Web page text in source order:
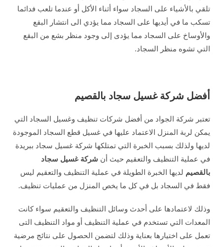
تلقي بالأشياء على السجاد سواء أثناء الأكل أو عندما تلعب فدائما
تسكب ما في أيديها على السجاد مما يؤدي الى انتشار البقع
والأوساخ على السجاد مما يؤدى إلى وجود منظر بشع من البقع
التي تشوه منظر السجاد.
أفضل شركة غسيل سجاد بالقصيم
تعتبر شركة الجواد من أفضل شركات تنظيف وغسيل السجاد التي
يمكن لربة المنزل الاعتماد عليها في غسيل قطع السجاد الموجودة
لديها ولذلك بسبب الخبرة التي تمتلكها شركة غسيل سجاد ببريدة
في عملية التنظيف والتعقيم حيث أن شركة غسيل سجاد
بالقصيم لديها الخبرة الطويلة في عملية التنظيف والتعقيم ليس
فقط في السجاد بل في كل ما يخص المنزل من عمليات تنظيف.
وذلك لاعتمادها على أحدث وسائل التنظيف والتعقيم سواء كانت
المعدات التي تستخدم في عملية التنظيف أو مواد التنظيف التى
تعمل على اختيارها بعناية وذلك لتضمن الحصول على نتائج مرضية